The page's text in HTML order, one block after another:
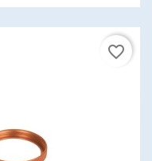
favorite_border